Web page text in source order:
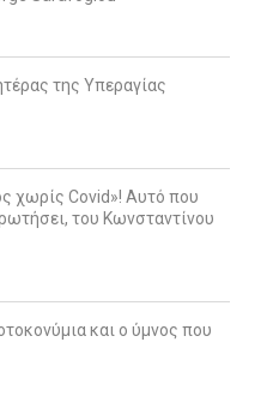
της Υπεραγίας
χωρίς Covid»! Αυτό που
του Κωνσταντίνου
και ο ύμνος που